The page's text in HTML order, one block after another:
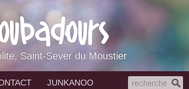
Saint-Sever du Moustier
JUNKANOO